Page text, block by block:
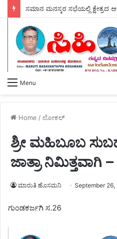
Menu
Home /ಲೋಕಲ್
ಶ್ರೀ ಮಹಿಬೂಬ
ಜಾತ್ರಾ ನಿಮಿತ್ತವಾಗಿ
ಮಾರುತಿ ಹೊಸಮನಿ September 26,
ಗುಂಡಕರ್ಜಗಿ ಸ.26